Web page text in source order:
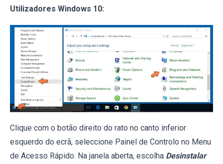
Utilizadores Windows 10:
Clique com o botão direito do rato no canto inferior
esquerdo do ecrã, seleccione Painel de Controlo no Menu
de Acesso Rápido. Na janela aberta, escolha Desinstalar